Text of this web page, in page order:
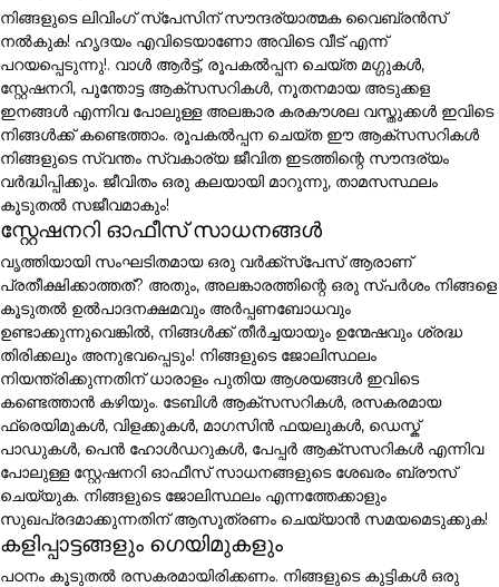
നിങ്ങളുടെ ലിവിംഗ് സ്പേസിന് സൗന്ദര്യാത്മക വൈബ്രൻസ്
നൽകുക! ഹൃദയം എവിടെയാണോ അവിടെ വീട് എന്ന്
പറയപ്പെടുന്നു!. വാൾ ആർട്ട്, രൂപകൽപ്പന ചെയ്ത മഗ്ഗുകൾ,
സ്റ്റേഷനറി, പൂന്തോട്ട ആക്സസറികൾ, നൂതനമായ അടുക്കള
ഇനങ്ങൾ എന്നിവ പോലുള്ള അലങ്കാര കരകൗശല വസ്തുക്കൾ ഇവിടെ
നിങ്ങൾക്ക് കണ്ടെത്താം. രൂപകൽപ്പന ചെയ്ത ഈ ആക്സസറികൾ
നിങ്ങളുടെ സ്വന്തം സ്വകാര്യ ജീവിത ഇടത്തിന്റെ സൗന്ദര്യം
വർദ്ധിപ്പിക്കും. ജീവിതം ഒരു കലയായി മാറുന്നു, താമസസ്ഥലം
കൂടുതൽ സജീവമാകും!
സ്റ്റേഷനറി ഓഫീസ് സാധനങ്ങൾ
വൃത്തിയായി സംഘടിതമായ ഒരു വർക്ക്സ്പേസ് ആരാണ്
പ്രതീക്ഷിക്കാത്തത്? അതും, അലങ്കാരത്തിന്റെ ഒരു സ്പർശം നിങ്ങളെ
കൂടുതൽ ഉൽപാദനക്ഷമവും അർപ്പണബോധവും
ഉണ്ടാക്കുന്നുവെങ്കിൽ, നിങ്ങൾക്ക് തീർച്ചയായും ഉന്മേഷവും ശ്രദ്ധ
തിരിക്കലും അനുഭവപ്പെടും! നിങ്ങളുടെ ജോലിസ്ഥലം
നിയന്ത്രിക്കുന്നതിന് ധാരാളം പുതിയ ആശയങ്ങൾ ഇവിടെ
കണ്ടെത്താൻ കഴിയും. ടേബിൾ ആക്സസറികൾ, രസകരമായ
ഫ്രെയിമുകൾ, വിളക്കുകൾ, മാഗസിൻ ഫയലുകൾ, ഡെസ്ക്
പാഡുകൾ, പെൻ ഹോൾഡറുകൾ, പേപ്പർ ആക്സസറികൾ എന്നിവ
പോലുള്ള സ്റ്റേഷനറി ഓഫീസ് സാധനങ്ങളുടെ ശേഖരം ബ്രൗസ്
ചെയ്യുക. നിങ്ങളുടെ ജോലിസ്ഥലം എന്നത്തേക്കാളും
സുഖപ്രദമാക്കുന്നതിന് ആസൂത്രണം ചെയ്യാൻ സമയമെടുക്കുക!
കളിപ്പാട്ടങ്ങളും ഗെയിമുകളും
പഠനം കൂടുതൽ രസകരമായിരിക്കണം. നിങ്ങളുടെ കുട്ടികൾ ഒരു